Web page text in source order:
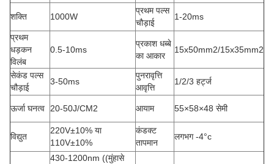
शक्ति 1000W
प्रथम पल्स
चौड़ाई
1-20ms
प्रथम
धड़कन
विलंब
0.5-10ms
प्रकाश धब्बे
का आकार
15x50mm2/15x35mm2
सेकंड पल्स
चौड़ाई
3-50ms
पुनरावृत्ति
आवृत्ति
1/2/3 हर्ट्ज
ऊर्जा घनत्व 20-50J/CM2 आयाम 55×58×48 सेमी
विद्युत
220V±10% या
110V±10%
कंडक्ट
तापमान
लगभग -4°c
430-1200nm ((मुंहासे